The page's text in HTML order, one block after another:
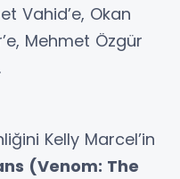
Vahid’e, Okan
Mehmet Özgür
Kelly Marcel’in
(Venom: The